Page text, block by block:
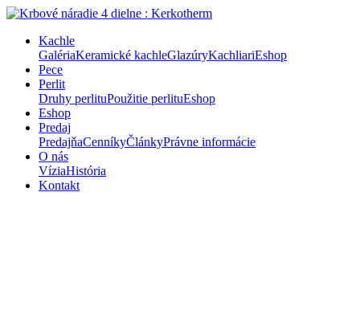
Kachle
GalériaKeramické kachleGlazúryKachliariEshop
Pece
Perlit
Druhy perlituPoužitie perlituEshop
Eshop
Predaj
PredajňaCenníkyČlánkyPrávne informácie
O nás
VíziaHistória
Kontakt